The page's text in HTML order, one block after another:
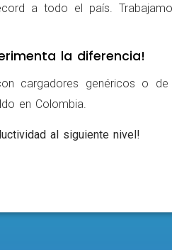
a todo el país.
la diferencia!
cargadores genéricos o
en Colombia.
al siguiente nivel!